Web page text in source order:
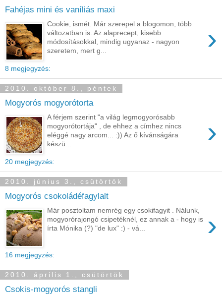
Fahéjas mini és vaníliás maxi
›
Cookie, ismét. Már szerepel a blogomon, több
változatban is. Az alaprecept, kisebb
módosításokkal, mindig ugyanaz - nagyon
szeretem, mert g...
8 megjegyzés:
2010. október 8., péntek
Mogyorós mogyorótorta
›
A férjem szerint "a világ legmogyorósabb
mogyorótortája" , de ehhez a címhez nincs
eléggé nagy arcom... :)) Az ő kívánságára
készü...
20 megjegyzés:
2010. június 3., csütörtök
Mogyorós csokoládéfagylalt
›
Már posztoltam nemrég egy csokifagyit . Nálunk,
mogyorórajongó csipetéknél, ez annak a - hogy is
írta Mónika (?) "de lux" :) - vá...
16 megjegyzés:
2010. április 1., csütörtök
Csokis-mogyorós stangli